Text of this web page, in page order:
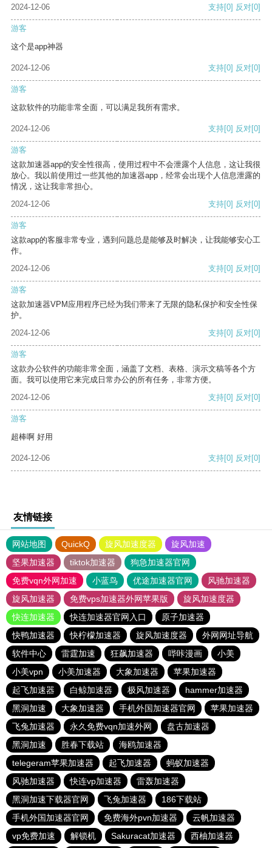
2024-12-06 支持[0] 反对[0]
游客
这个是app神器
2024-12-06 支持[0] 反对[0]
游客
这款软件的功能非常全面，可以满足我所有需求。
2024-12-06 支持[0] 反对[0]
游客
这款加速器app的安全性很高，使用过程中不会泄露个人信息，这让我很
放心。我以前使用过一些其他的加速器app，经常会出现个人信息泄露的
情况，这让我非常担心。
2024-12-06
支持[0] 反对[0]
游客
这款app的客服非常专业，遇到问题总是能够及时解决，让我能够安心工
作。
2024-12-06
支持[0] 反对[0]
游客
这款加速器VPM应用程序已经为我们带来了无限的隐私保护和安全性保
护。
2024-12-06
支持[0] 反对[0]
游客
这款办公软件的功能非常全面，涵盖了文档、表格、演示文稿等各个方
面。我可以使用它来完成日常办公的所有任务，非常方便。
2024-12-06
支持[0] 反对[0]
游客
超棒啊 好用
2024-12-06 支持[0] 反对[0]
友情链接
网站地图 QuickQ 旋风加速度器
旋风加速
坚果加速器
tiktok加速器
狗急加速器官网
免费vqn外网加速
小蓝鸟 优途加速器官网
风驰加速器
旋风加速器
免费vps加速器外网苹果版
旋风加速度器
快连加速器
快连加速器官网入口
原子加速器
快鸭加速器
快柠檬加速器 旋风加速度器
外网网址导航
软件中心
雷霆加速 狂飙加速器 哔咔漫画
小美
小美vpn
小美加速器 大象加速器
苹果加速器
起飞加速器
白鲸加速器 极风加速器
hammer加速器
黑洞加速
大象加速器 手机外国加速器官网
苹果加速器
飞兔加速器
永久免费vqn加速外网
盘古加速器
黑洞加速
胜春下载站
海鸥加速器
telegeram苹果加速器
起飞加速器
蚂蚁加速器
风驰加速器
快连vp加速器
雷轰加速器
黑洞加速下载器官网
飞兔加速器
186下载站
手机外国加速器官网
免费海外pvn加速器
云帆加速器
vp免费加速
解锁机 Sakuracat加速器 西柚加速器